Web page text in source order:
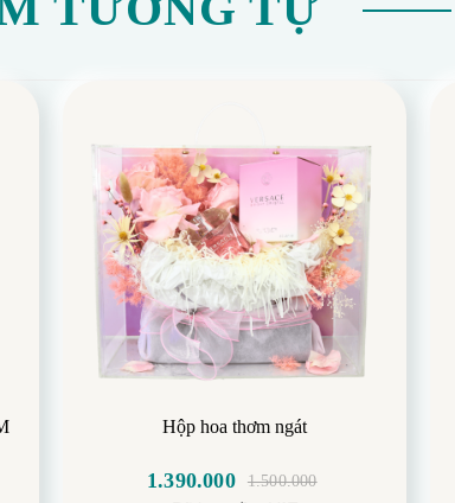
Hộp hoa thơm ngát
1.500.000
Giá
1.390.000
Giá